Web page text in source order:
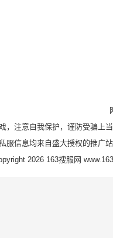
，注意自我保护，谨防受骗上
服信息均来自盛大授权的推广
2026 163搜服网